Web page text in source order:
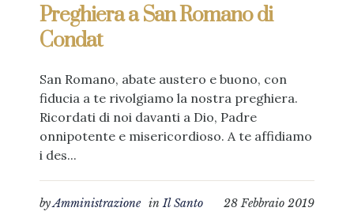
Preghiera a San Romano di
Condat
San Romano, abate austero e buono, con
fiducia a te rivolgiamo la nostra preghiera.
Ricordati di noi davanti a Dio, Padre
onnipotente e misericordioso. A te affidiamo
i des...
28 Febbraio 2019
byAmministrazione inIl Santo